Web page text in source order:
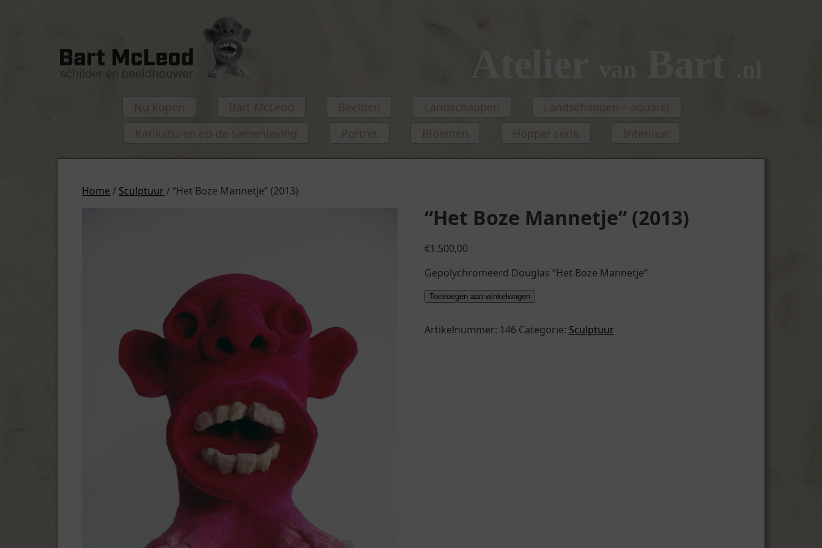
van
Nu kopen Bart McLeod Beelden Landschappen
Landschappen – aquarel
Karikaturen op de samenleving
Portret Bloemen Hopper serie Interieur
Home / Sculptuur / “Het Boze Mannetje” (2013)
“Het Boze Mannetje” (2013)
€1.500,00
Gepolychromeerd Douglas “Het Boze Mannetje”
"Het
Mannetje"
Toevoegen aan winkelwagen
Artikelnummer: 146 Categorie: Sculptuur